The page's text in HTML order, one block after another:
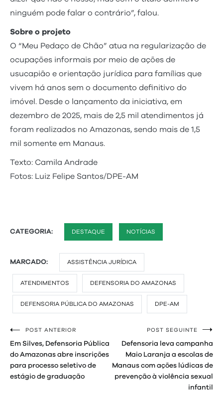
ninguém pode falar o contrário”, falou.
Sobre o projeto
O “Meu Pedaço de Chão” atua na regularização de
ocupações informais por meio de ações de
usucapião e orientação jurídica para famílias que
vivem há anos sem o documento definitivo do
imóvel. Desde o lançamento da iniciativa, em
dezembro de 2025, mais de 2,5 mil atendimentos já
foram realizados no Amazonas, sendo mais de 1,5
mil somente em Manaus.
Texto: Camila Andrade
Fotos: Luiz Felipe Santos/DPE-AM
CATEGORIA: DESTAQUE NOTÍCIAS
MARCADO: ASSISTÊNCIA JURÍDICA
ATENDIMENTOS DEFENSORIA DO AMAZONAS
DEFENSORIA PÚBLICA DO AMAZONAS DPE-AM
Navegação
de
Post
POST ANTERIOR
Em Silves, Defensoria Pública
do Amazonas abre inscrições
para processo seletivo de
estágio de graduação
POST SEGUINTE
Defensoria leva campanha
Maio Laranja a escolas de
Manaus com ações lúdicas de
prevenção à violência sexual
infantil